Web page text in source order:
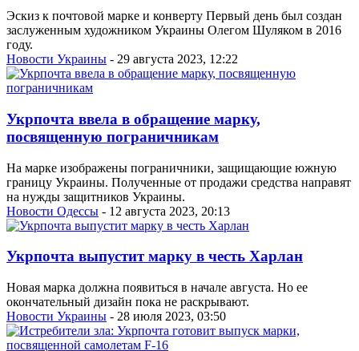
Эскиз к почтовой марке и конверту Первый день был создан
заслуженным художником Украины Олегом Шуляком в 2016
году.
Новости Украины - 29 августа 2023, 12:22
Укрпочта ввела в обращение марку,
посвященную пограничникам
На марке изображены пограничники, защищающие южную
границу Украины. Полученные от продажи средства направят
на нужды защитников Украины.
Новости Одессы - 12 августа 2023, 20:13
Укрпочта выпустит марку в честь Харлан
Новая марка должна появиться в начале августа. Но ее
окончательный дизайн пока не раскрывают.
Новости Украины - 28 июля 2023, 03:50